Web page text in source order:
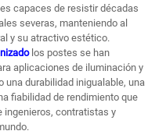
capaces de resistir décadas
severas, manteniendo al
y su atractivo estético.
los postes se han
aplicaciones de iluminación y
durabilidad inigualable, una
fiabilidad de rendimiento que
ingenieros, contratistas y